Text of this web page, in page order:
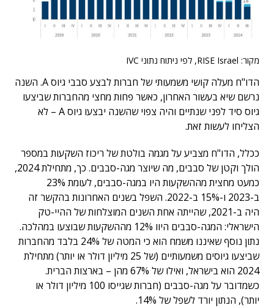
מקור: RISE Israel, לפי ניתוח נתוני IVC
הדו"ח מעלה קושי משמעותי של חברות לבצע סבבי גיוס A. השנה
נרשם שיא בעשור האחרון, כאשר פחות מחצי מהחברות שביצעו
גיוס סיד לפני שנתיים והיה צפוי שהשנה יבצעו גיוס A – לא
הצליחו לעשות זאת.
ככלל, הדו"ח מצביע על מגמה בולטת של ריכוז השקעות במספר
הולך וקטן של סבבים, מה שיוצר מגה-סבבים. כך, מתחילת 2024,
כמעט מחצית מההשקעות היו במגה-סבבים, לעומת 23%
ב-2023 ו-15% ב-2022. השפל בשנים האחרונות בהקשר זה
היה ב-2021, שהייתה אחת השנים המוצלחות של ההיי-טק
הישראלי: המגה-סבבים היוו 12% מההשקעות שבוצעו במהלכה.
נתון נוסף שאיננו משמח הוא כי המטה של 24% בלבד מהחברות
שביצעו גיוסים משמעותיים (של 25 מיליון דולר או יותר) מתחילת
2024 הוא בישראל, ואילו של 67% מהן – בארצות הברית.
כשמדובר על מגה-סבבים (חברות שגייסו 100 מיליון דולר או
יותר), הנתון יורד לשפל של 14%.